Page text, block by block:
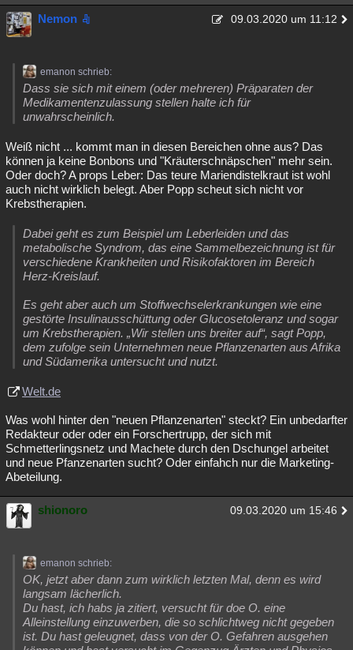
Nemon 09.03.2020 um 11:12
emanon schrieb:
Dass sie sich mit einem (oder mehreren) Präparaten der
Medikamentenzulassung stellen halte ich für
unwahrscheinlich.
Weiß nicht ... kommt man in diesen Bereichen ohne aus? Das
können ja keine Bonbons und "Kräuterschnäpschen" mehr sein.
Oder doch? A props Leber: Das teure Mariendistelkraut ist wohl
auch nicht wirklich belegt. Aber Popp scheut sich nicht vor
Krebstherapien.
Dabei geht es zum Beispiel um Leberleiden und das
metabolische Syndrom, das eine Sammelbezeichnung ist für
verschiedene Krankheiten und Risikofaktoren im Bereich
Herz-Kreislauf.
Es geht aber auch um Stoffwechselerkrankungen wie eine
gestörte Insulinausschüttung oder Glucosetoleranz und sogar
um Krebstherapien. „Wir stellen uns breiter auf“, sagt Popp,
dem zufolge sein Unternehmen neue Pflanzenarten aus Afrika
und Südamerika untersucht und nutzt.
Welt.de
Was wohl hinter den "neuen Pflanzenarten" steckt? Ein unbedarfter
Redakteur oder oder ein Forschertrupp, der sich mit
Schmetterlingsnetz und Machete durch den Dschungel arbeitet
und neue Pfanzenarten sucht? Oder einfahch nur die Marketing-
Abeteilung.
shionoro 09.03.2020 um 15:46
emanon schrieb:
OK, jetzt aber dann zum wirklich letzten Mal, denn es wird
langsam lächerlich.
Du hast, ich habs ja zitiert, versucht für doe O. eine
Alleinstellung einzuwerben, die so schlichtweg nicht gegeben
ist. Du hast geleugnet, dass von der O. Gefahren ausgehen